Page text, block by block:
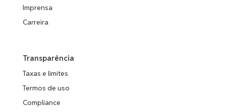
Imprensa
Carreira
Transparência
Taxas e limites
Termos de uso
Compliance